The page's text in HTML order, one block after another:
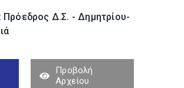
Πρόεδρος Δ.Σ. - Δημητρίου-
Προβολή
Αρχείου